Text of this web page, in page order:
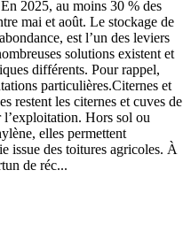
2025, au moins 30 % des
mai et août. Le stockage de
est l’un des leviers
solutions existent et
différents. Pour rappel,
particulières.Citernes et
restent les citernes et cuves de
l’exploitation. Hors sol ou
elles permettent
issue des toitures agricoles. À
de réc...